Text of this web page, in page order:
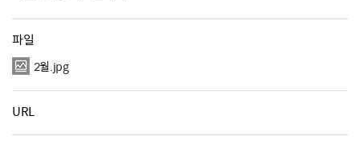
파일
2월.jpg
URL